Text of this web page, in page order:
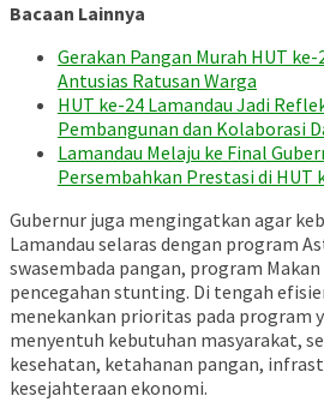
Bacaan Lainnya
Gerakan Pangan Murah HUT
Antusias Ratusan Warga
HUT ke-24 Lamandau Jadi
Pembangunan dan Kolaborasi
Lamandau Melaju ke Final
Persembahkan Prestasi di HUT
Gubernur juga mengingatkan agar
Lamandau selaras dengan program
swasembada pangan, program
pencegahan stunting. Di tengah
menekankan prioritas pada program
menyentuh kebutuhan masyarakat,
kesehatan, ketahanan pangan,
kesejahteraan ekonomi.